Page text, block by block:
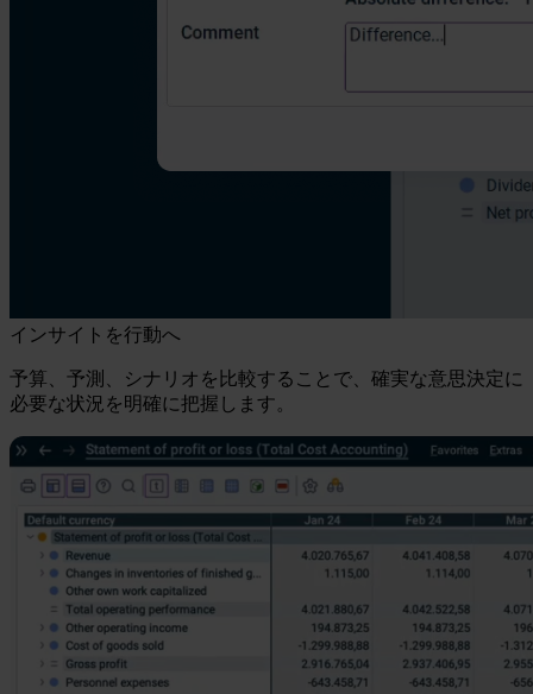
インサイトを行動へ
予算、予測、シナリオを比較することで、確実な意思決定に
必要な状況を明確に把握します。